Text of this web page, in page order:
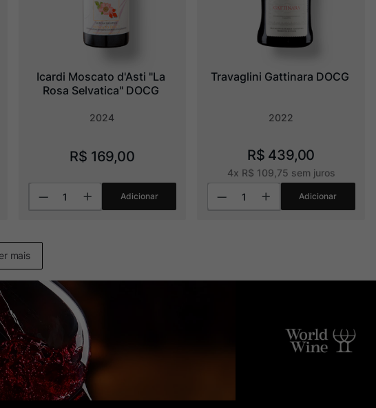
Icardi Moscato d'Asti "La
Rosa Selvatica" DOCG
2024
R$ 169,00
Adicionar
Travaglini Gattinara DOCG
2022
R$ 439,00
4x R$ 109 75 sem juros
Adicionar